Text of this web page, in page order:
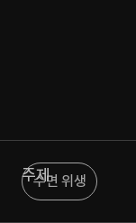
주제
수면 위생